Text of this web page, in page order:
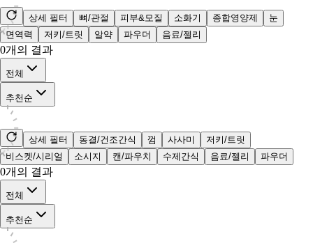
상세 필터 뼈/관절 피부&모질 소화기 종합영양제
눈
면역력
저키/트릿 알약 파우더 음료/젤리
0개의 결과
전체
추천순
상세 필터 동결/건조간식 껌 사사미
저키/트릿
비스켓/시리얼
소시지 캔/파우치 수제간식 음료/젤리 파우더
0개의 결과
전체
추천순